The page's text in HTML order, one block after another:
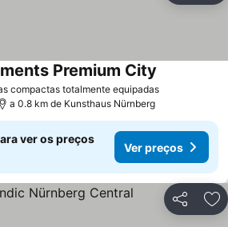
compactas totalmente equipadasVer preços
Premium City
a 0.8 km de Kunsthaus Nürnberg
ver os preços
Ver preços
Partilhar